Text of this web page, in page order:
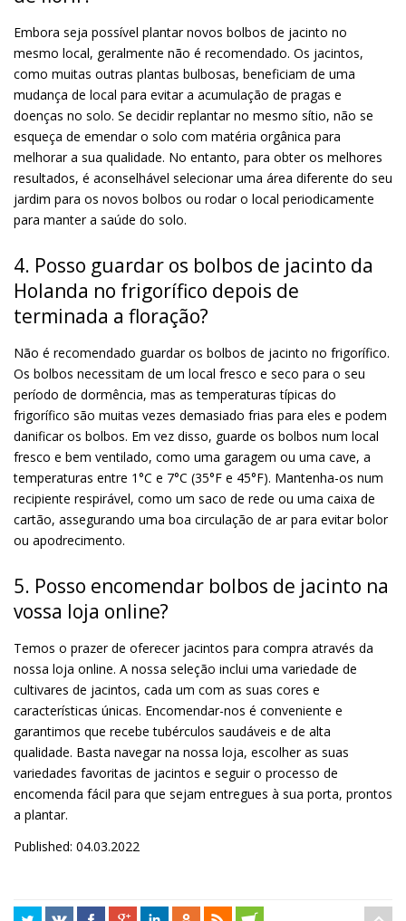
Embora seja possível plantar novos bolbos de jacinto no
mesmo local, geralmente não é recomendado. Os jacintos,
como muitas outras plantas bulbosas, beneficiam de uma
mudança de local para evitar a acumulação de pragas e
doenças no solo. Se decidir replantar no mesmo sítio, não se
esqueça de emendar o solo com matéria orgânica para
melhorar a sua qualidade. No entanto, para obter os melhores
resultados, é aconselhável selecionar uma área diferente do seu
jardim para os novos bolbos ou rodar o local periodicamente
para manter a saúde do solo.
4. Posso guardar os bolbos de jacinto da
Holanda no frigorífico depois de
terminada a floração?
Não é recomendado guardar os bolbos de jacinto no frigorífico.
Os bolbos necessitam de um local fresco e seco para o seu
período de dormência, mas as temperaturas típicas do
frigorífico são muitas vezes demasiado frias para eles e podem
danificar os bolbos. Em vez disso, guarde os bolbos num local
fresco e bem ventilado, como uma garagem ou uma cave, a
temperaturas entre 1°C e 7°C (35°F e 45°F). Mantenha-os num
recipiente respirável, como um saco de rede ou uma caixa de
cartão, assegurando uma boa circulação de ar para evitar bolor
ou apodrecimento.
5. Posso encomendar bolbos de jacinto na
vossa loja online?
Temos o prazer de oferecer jacintos para compra através da
nossa loja online. A nossa seleção inclui uma variedade de
cultivares de jacintos, cada um com as suas cores e
características únicas. Encomendar-nos é conveniente e
garantimos que recebe tubérculos saudáveis e de alta
qualidade. Basta navegar na nossa loja, escolher as suas
variedades favoritas de jacintos e seguir o processo de
encomenda fácil para que sejam entregues à sua porta, prontos
a plantar.
Published: 04.03.2022